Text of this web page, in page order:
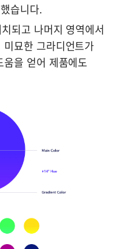
습니다.
되고 나머지 영역에서
묘한 그라디언트가
움을 얻어 제품에도